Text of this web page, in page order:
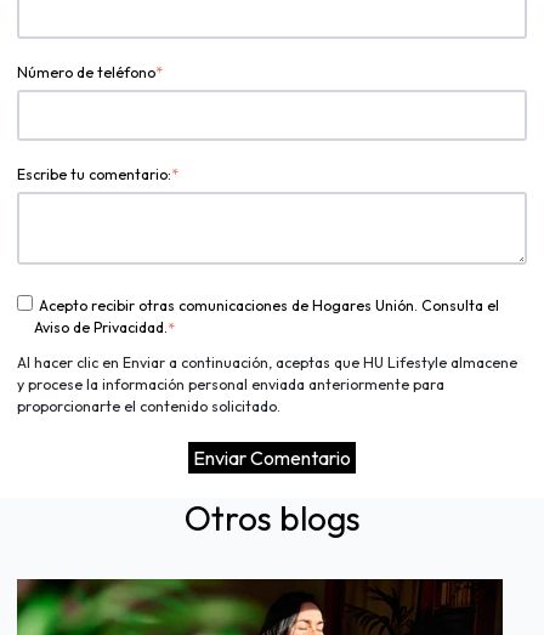
Número de teléfono*
Escribe tu comentario:*
Acepto recibir otras comunicaciones de Hogares Unión. Consulta el
Aviso de Privacidad.*
Al hacer clic en Enviar a continuación, aceptas que HU Lifestyle almacene
y procese la información personal enviada anteriormente para
proporcionarte el contenido solicitado.
Otros blogs